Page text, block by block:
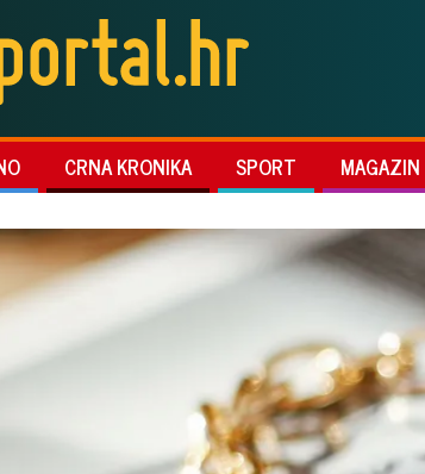
CRNA KRONIKA SPORT MAGAZIN